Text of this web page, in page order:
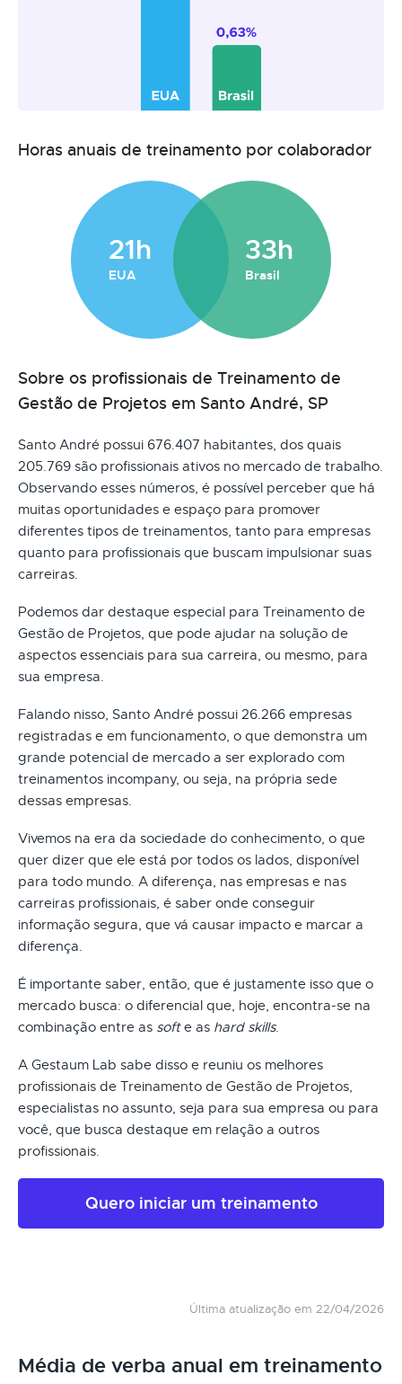
Horas anuais de treinamento por colaborador
21h
EUA
33h
Brasil
Sobre os profissionais de Treinamento de
Gestão de Projetos em Santo André, SP
Santo André possui 676.407 habitantes, dos quais
205.769 são profissionais ativos no mercado de trabalho.
Observando esses números, é possível perceber que há
muitas oportunidades e espaço para promover
diferentes tipos de treinamentos, tanto para empresas
quanto para profissionais que buscam impulsionar suas
carreiras.
Podemos dar destaque especial para Treinamento de
Gestão de Projetos, que pode ajudar na solução de
aspectos essenciais para sua carreira, ou mesmo, para
sua empresa.
Falando nisso, Santo André possui 26.266 empresas
registradas e em funcionamento, o que demonstra um
grande potencial de mercado a ser explorado com
treinamentos incompany, ou seja, na própria sede
dessas empresas.
Vivemos na era da sociedade do conhecimento, o que
quer dizer que ele está por todos os lados, disponível
para todo mundo. A diferença, nas empresas e nas
carreiras profissionais, é saber onde conseguir
informação segura, que vá causar impacto e marcar a
diferença.
É importante saber, então, que é justamente isso que o
mercado busca: o diferencial que, hoje, encontra-se na
combinação entre as softe as hard skills.
A Gestaum Lab sabe disso e reuniu os melhores
profissionais de Treinamento de Gestão de Projetos,
especialistas no assunto, seja para sua empresa ou para
você, que busca destaque em relação a outros
profissionais.
Quero iniciar um treinamento
Última atualização em 22/04/2026
Média de verba anual em treinamento